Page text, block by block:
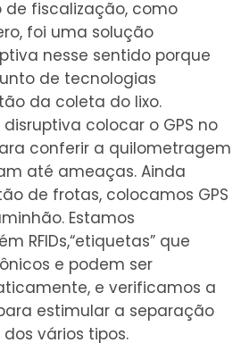
de fiscalização, como
foi uma solução
nesse sentido porque
de tecnologias
da coleta do lixo.
colocar o GPS no
conferir a quilometragem
até ameaças. Ainda
de frotas, colocamos GPS
Estamos
RFIDs,“etiquetas” que
e podem ser
e verificamos a
estimular a separação
vários tipos.